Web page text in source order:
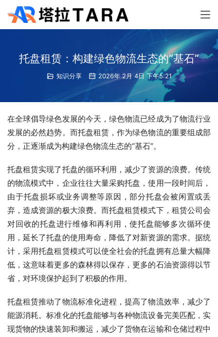
托盘租赁：构建绿色物流生态的“基石”
知识分享 2026年 2月 4日 下午5:21
在全球倡导绿色发展的今天，绿色物流已经成为了物流行业
发展的必然趋势。而托盘租赁，作为绿色物流的重要组成部
分，正逐渐成为构建绿色物流生态的“基石”。
托盘租赁实现了托盘的循环利用，减少了资源的浪费。传统
的物流模式中，企业往往大量采购托盘，使用一段时间后，
由于托盘损坏或业务调整等原因，部分托盘会被闲置或丢
弃，造成资源的极大浪费。而托盘租赁模式下，租赁公司会
对回收的托盘进行维修和再利用，使托盘能够多次循环使
用，延长了托盘的使用寿命，降低了对新资源的需求。据统
计，采用托盘租赁模式可以使全社会的托盘拥有总量大幅降
低，这意味着更多的森林得以保存，更多的石油资源得以节
省，对环境保护起到了积极的作用。
托盘租赁推动了物流标准化进程，提高了物流效率，减少了
能源消耗。标准化的托盘能够与各种物流设备完美匹配，实
现货物的快速装卸和搬运，减少了货物在运输和仓储过程中